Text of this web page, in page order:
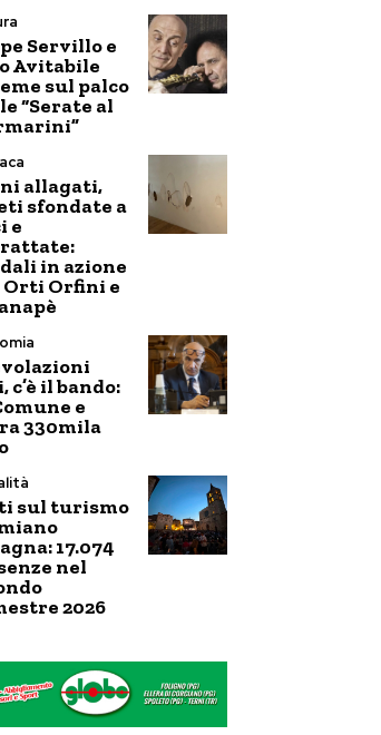
Servillo e
Avitabile
sul palco
“Serate al
allagati,
sfondate a
e
in azione
Orti Orfini e
c’è il bando:
e
330mila
sul turismo
17.074
nel
2026